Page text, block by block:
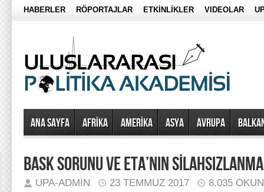
HABERLER RÖPORTAJLAR ETKİNLİKLER VIDEOLAR
Ana Sayfa AFRİKA AMERİKA ASYA AVRUPA
BASK SORUNU VE ETA’NIN
UPA-ADMIN 23 TEMMUZ 2017 8.035